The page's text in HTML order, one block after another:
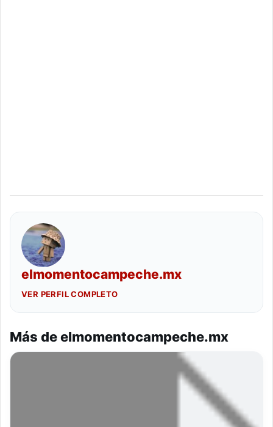
elmomentocampeche.mx
VER PERFIL COMPLETO
Más de elmomentocampeche.mx